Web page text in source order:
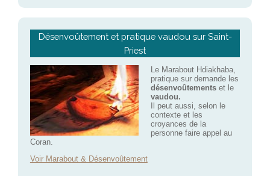
Désenvoûtement et pratique vaudou sur Saint-
Priest
Le Marabout Hdiakhaba,
pratique sur demande les
désenvoûtementset le
vaudou.
Il peut aussi, selon le
contexte et les
croyances de la
personne faire appel au
Coran.
Voir Marabout & Désenvoûtement